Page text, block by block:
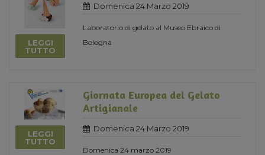
LEGGI
TUTTO
Domenica 24 Marzo 2019
Laboratorio di gelato al Museo Ebraico di
Bologna
LEGGI
TUTTO
Giornata Europea del Gelato
Artigianale
Domenica 24 Marzo 2019
Domenica 24 marzo 2019